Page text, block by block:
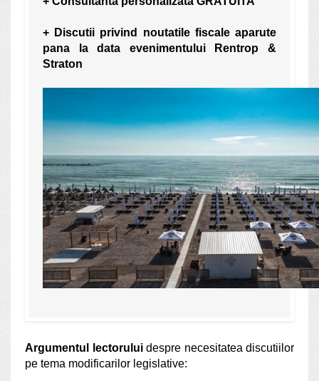
+ Discutii privind noutatile fiscale aparute
pana la data evenimentului Rentrop &
Straton
Argumentul lectoruluidespre necesitatea discutiilor
pe tema modificarilor legislative: